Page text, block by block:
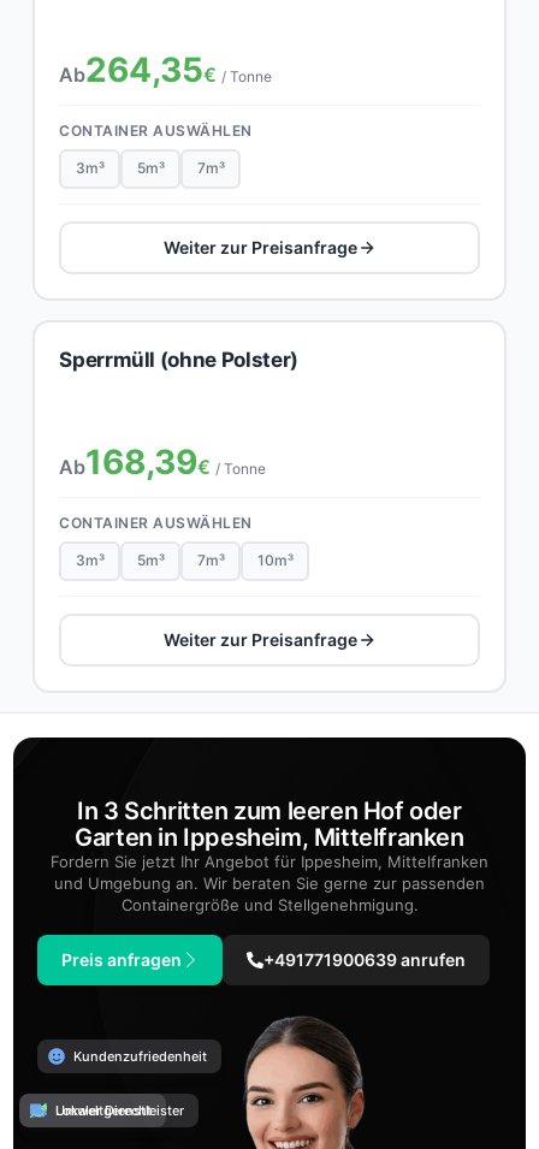
Ab264,35€ / Tonne
CONTAINER AUSWÄHLEN
3m³ 5m³ 7m³
Weiter zur Preisanfrage
Sperrmüll (ohne Polster)
Ab168,39€ / Tonne
CONTAINER AUSWÄHLEN
3m³ 5m³ 7m³ 10m³
Weiter zur Preisanfrage
In 3 Schritten zum leeren Hof oder
Garten in Ippesheim, Mittelfranken
Fordern Sie jetzt Ihr Angebot für Ippesheim, Mittelfranken
und Umgebung an. Wir beraten Sie gerne zur passenden
Containergröße und Stellgenehmigung.
Preis anfragen +491771900639 anrufen
Kundenzufriedenheit
Umweltgerecht
Lokaler Dienstleister